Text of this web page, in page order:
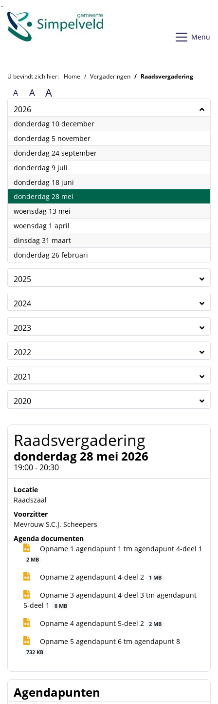
Ga naar de inhoud van deze pagina
Ga naar het zoeken
Ga naar het menu
Menu
U bevindt zich hier: Home Vergaderingen Raadsvergadering
A A A
2026
donderdag 10 december2026
donderdag 5 november2026
donderdag 24 september2026
donderdag 9 juli
donderdag 18 juni
donderdag 28 mei
woensdag 13 mei
woensdag 1 april
dinsdag 31 maart2026
donderdag 26 februari
2025
2024
2023
2022
2021
2020
Raadsvergadering
donderdag 28 mei 2026
19:00 - 20:30
Locatie
Raadszaal
Voorzitter
Mevrouw S.C.J. Scheepers
Agenda documenten
Opname 1 agendapunt 1 tm agendapunt 4-deel 1
2 MB
Opname 2 agendapunt 4-deel 2 1 MB
Opname 3 agendapunt 4-deel 3 tm agendapunt
5-deel 1
8 MB
Opname 4 agendapunt 5-deel 2 2 MB
Opname 5 agendapunt 6 tm agendapunt 8
732 KB
Agendapunten